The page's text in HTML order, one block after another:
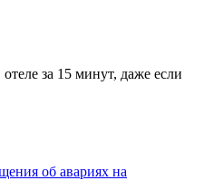
за 15 минут, даже если
об авариях на